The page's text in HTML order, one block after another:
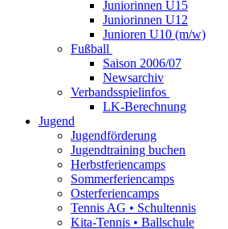
Juniorinnen U15
Juniorinnen U12
Junioren U10 (m/w)
Fußball
Saison 2006/07
Newsarchiv
Verbandsspielinfos
LK-Berechnung
Jugend
Jugendförderung
Jugendtraining buchen
Herbstferiencamps
Sommerferiencamps
Osterferiencamps
Tennis AG • Schultennis
Kita-Tennis • Ballschule